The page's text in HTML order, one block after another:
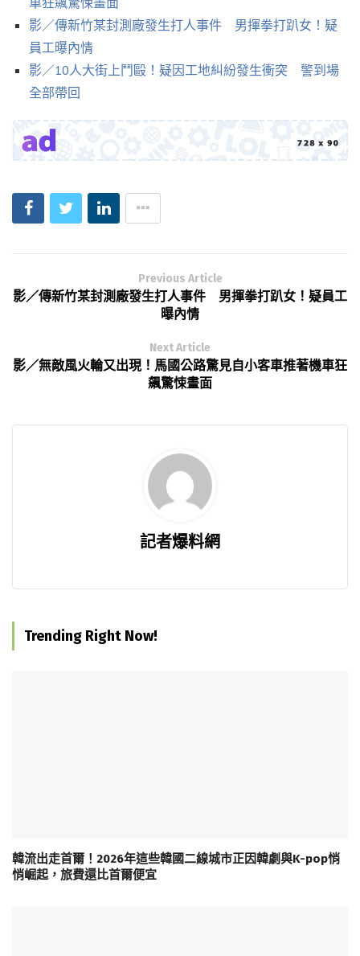
影／傳新竹某封測廠發生打人事件 男揮拳打趴女！疑
員工曝內情
影／10人大街上鬥毆！疑因工地糾紛發生衝突 警到場
全部帶回
Previous Article
影／傳新竹某封測廠發生打人事件 男揮拳打趴女！疑員工
曝內情
Next Article
影／無敵風火輪又出現！馬國公路驚見自小客車推著機車狂
飆驚悚畫面
記者爆料網
Trending Right Now!
韓流出走首爾！2026年這些韓國二線城市正因韓劇與K-pop悄
悄崛起，旅費還比首爾便宜